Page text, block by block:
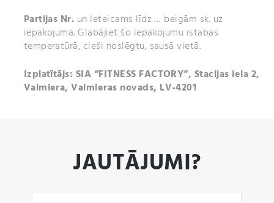
Partijas Nr. un Ieteicams līdz … beigām sk. uz
iepakojuma. Glabājiet šo iepakojumu istabas
temperatūrā, cieši noslēgtu, sausā vietā.
Izplatītājs: SIA “FITNESS FACTORY”, Stacijas iela 2,
Valmiera, Valmieras novads, LV-4201
JAUTĀJUMI?